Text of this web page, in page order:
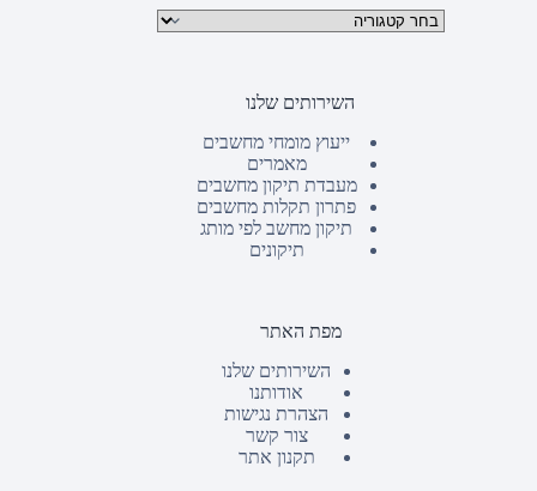
קטגוריות מוצרים
השירותים שלנו
ייעוץ מומחי מחשבים
מאמרים
מעבדת תיקון מחשבים
פתרון תקלות מחשבים
תיקון מחשב לפי מותג
תיקונים
מפת האתר
השירותים שלנו
אודותנו
הצהרת נגישות
צור קשר
תקנון אתר